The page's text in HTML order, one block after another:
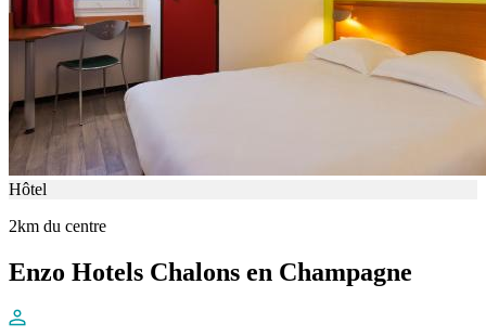
Hôtel
2km du centre
Enzo Hotels Chalons en Champagne